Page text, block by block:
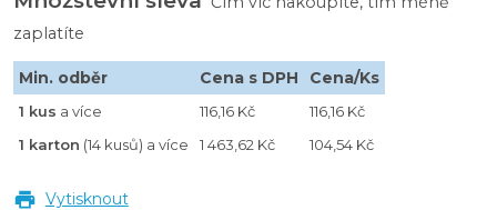
zaplatíte
Min. odběr Cena s DPH Cena/Ks
1 kus a více 116,16 Kč
116,16 Kč
1 karton (14 kusů) a více 1 463,62 Kč 104,54 Kč
Vytisknout